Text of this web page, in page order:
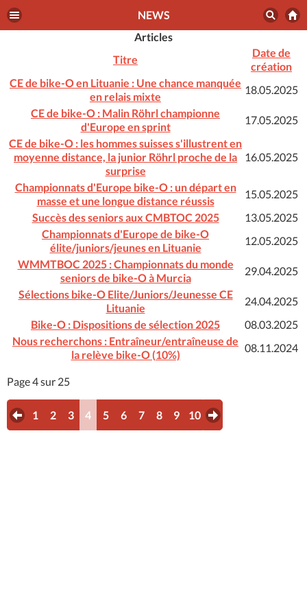
NEWS
Articles
Titre
Date de
création
CE de bike-O en Lituanie : Une chance manquée
en relais mixte
18.05.2025
CE de bike-O : Malin Röhrl championne
d'Europe en sprint
17.05.2025
CE de bike-O : les hommes suisses s'illustrent en
moyenne distance, la junior Röhrl proche de la
surprise
16.05.2025
Championnats d'Europe bike-O : un départ en
masse et une longue distance réussis
15.05.2025
Succès des seniors aux CMBTOC 2025
13.05.2025
Championnats d'Europe de bike-O
élite/juniors/jeunes en Lituanie
12.05.2025
WMMTBOC 2025 : Championnats du monde
seniors de bike-O à Murcia
29.04.2025
Sélections bike-O Elite/Juniors/Jeunesse CE
Lituanie
24.04.2025
Bike-O : Dispositions de sélection 2025
08.03.2025
Nous recherchons : Entraîneur/entraîneuse de
la relève bike-O (10%)
08.11.2024
Page 4 sur 25
1 2 3 4 5 6 7 8 9 10